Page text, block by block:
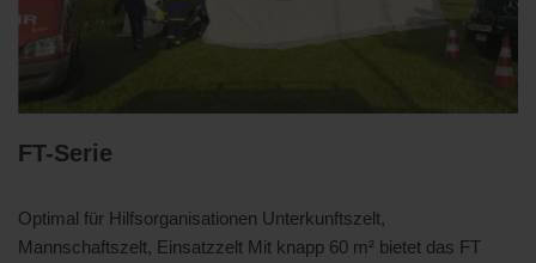
FT-Serie
Optimal für Hilfsorganisationen Unterkunftszelt,
Mannschaftszelt, Einsatzzelt Mit knapp 60 m² bietet das FT